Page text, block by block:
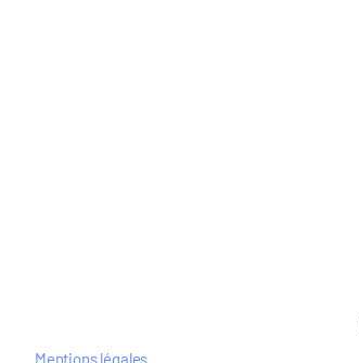
Mentions légales